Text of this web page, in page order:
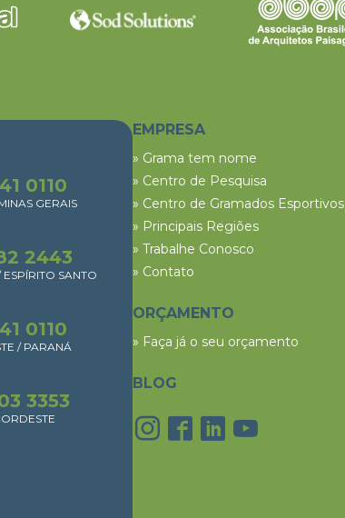
0110
GERAIS
2443
SANTO
0110
/ PARANÁ
3353
EMPRESA
» Grama tem nome
» Centro de Pesquisa
» Centro de Gramados Esportivos
» Principais Regiões
» Trabalhe Conosco
» Contato
ORÇAMENTO
» Faça já o seu orçamento
BLOG